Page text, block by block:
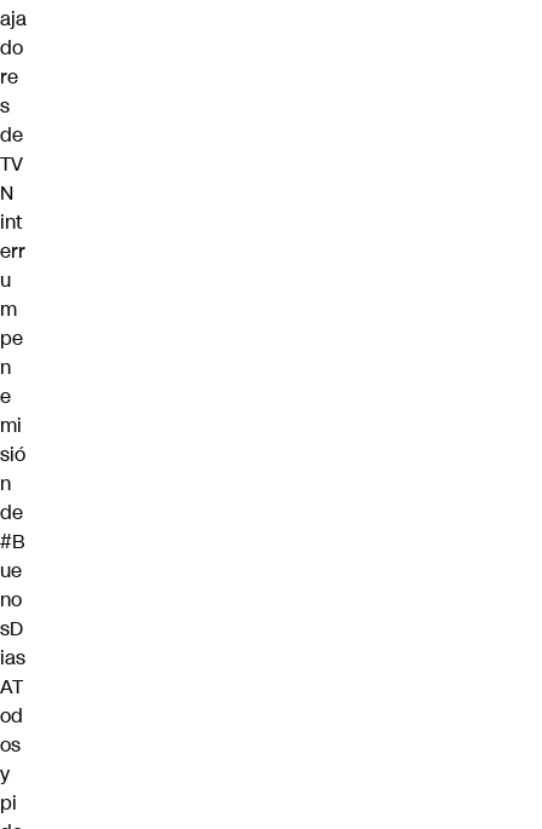
aja
do
re
s
de
TV
N
int
err
u
m
pe
n
e
mi
sió
n
de
#B
ue
no
sD
ias
AT
od
os
y
pi